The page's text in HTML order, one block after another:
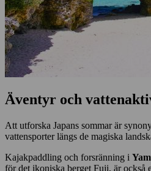
Äventyr och
Att utforska Japans sommar är
vattensporter längs de magiska
Kajakpaddling och forsränning i
för det ikoniska berget Fuji, är också